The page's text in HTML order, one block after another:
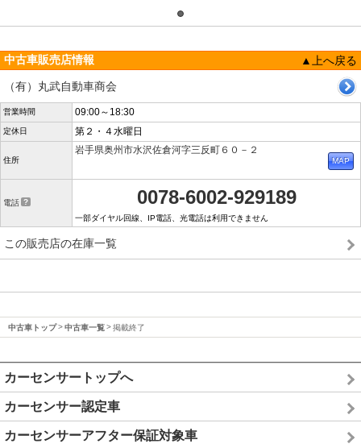
中古車販売店情報
▲上へ戻る
（有）丸武自動車商会
営業時間 09:00～18:30
定休日 第２・４水曜日
住所
岩手県奥州市水沢佐倉河字三反町６０－２
電話 0078-6002-929189
一部ダイヤル回線、IP電話、光電話は利用できません
この販売店の在庫一覧
中古車トップ 中古車一覧 掲載終了
カーセンサートップへ
カーセンサー認定車
カーセンサーアフター保証対象車